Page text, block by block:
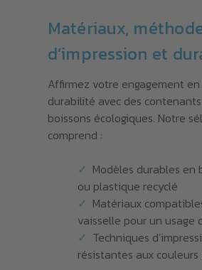
Matériaux,
d’impression et
Affirmez votre engagement
durabilité avec des
boissons écologiques. Notre
comprend :
Modèles durables en
ou plastique recyclé
Matériaux
vaisselle pour un usage
Techniques
résistantes aux